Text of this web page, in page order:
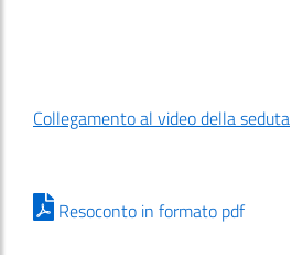
Collegamento al video della seduta
Resoconto in formato pdf